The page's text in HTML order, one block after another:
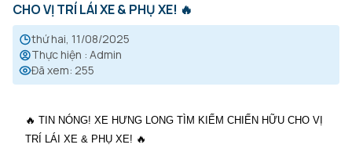
CHO VỊ TRÍ LÁI XE & PHỤ XE! 🔥
thứ hai, 11/08/2025
Thực hiện : Admin
Đã xem: 255
🔥 TIN NÓNG! XE HƯNG LONG TÌM KIẾM CHIẾN HỮU CHO VỊ
TRÍ LÁI XE & PHỤ XE! 🔥